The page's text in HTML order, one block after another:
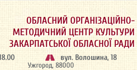
ОБЛАСНИЙ ОРГАНІЗАЦІЙНО-
МЕТОДИЧНИЙ ЦЕНТР КУЛЬТУРИ
ЗАКАРПАТСЬКОЇ ОБЛАСНОЇ РАДИ
вул. Волошина, 18
Ужгород, 88000